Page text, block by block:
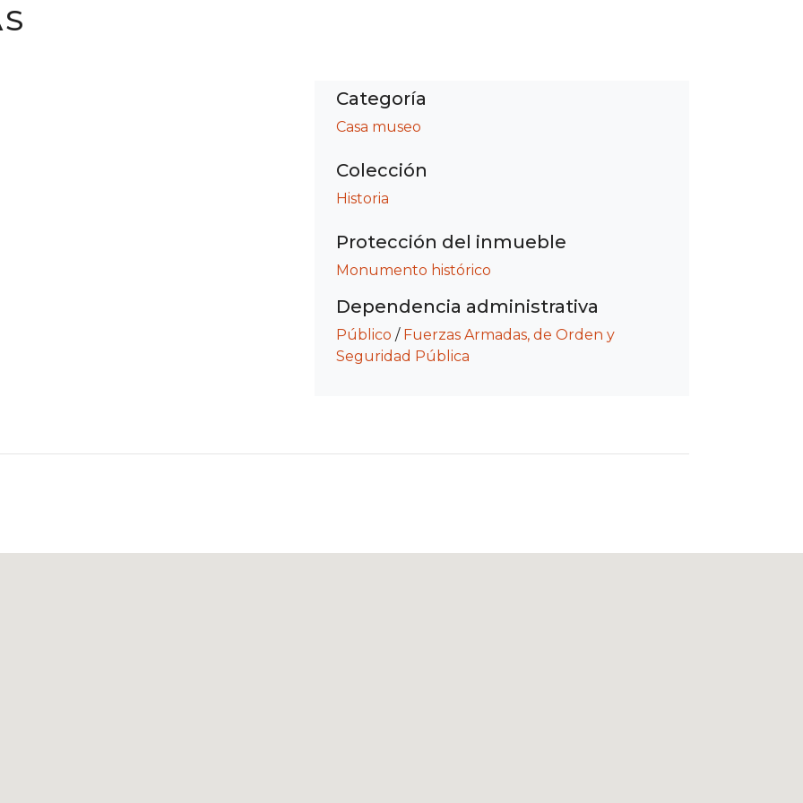
Categoría
Casa museo
Colección
Historia
Protección del inmueble
Monumento histórico
Dependencia administrativa
Público / Fuerzas Armadas, de Orden y
Seguridad Pública